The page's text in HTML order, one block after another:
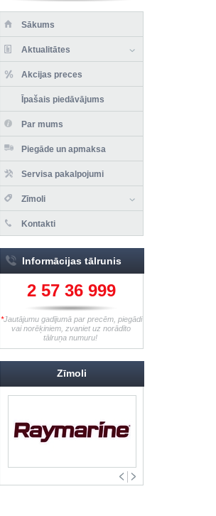
Sākums
Aktualitātes
Akcijas preces
Īpašais piedāvājums
Par mums
Piegāde un apmaksa
Servisa pakalpojumi
Zīmoli
Kontakti
Informācijas tālrunis
2 57 36 999
*Jautājumu gadījumā par precēm, piegādi
vai norēķiniem, zvaniet uz norādīto
tālruņa numuru!
Zīmoli